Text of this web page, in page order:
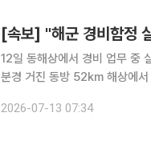
[속보] "해군 경비함정
12일 동해상에서 경비 업무 중 실종된 해군
분경 거진 동방 52km 해상에서
정 실내 통로에서 마지막으로 목
2026-07-13 07:34